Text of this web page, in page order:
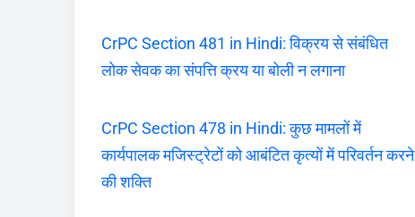
CrPC Section 481 in Hindi: विक्रय से संबंधित
लोक सेवक का संपत्ति क्रय या बोली न लगाना
CrPC Section 478 in Hindi: कुछ मामलों में
कार्यपालक मजिस्ट्रेटों को आबंटित कृत्यों में परिवर्तन करने
की शक्ति